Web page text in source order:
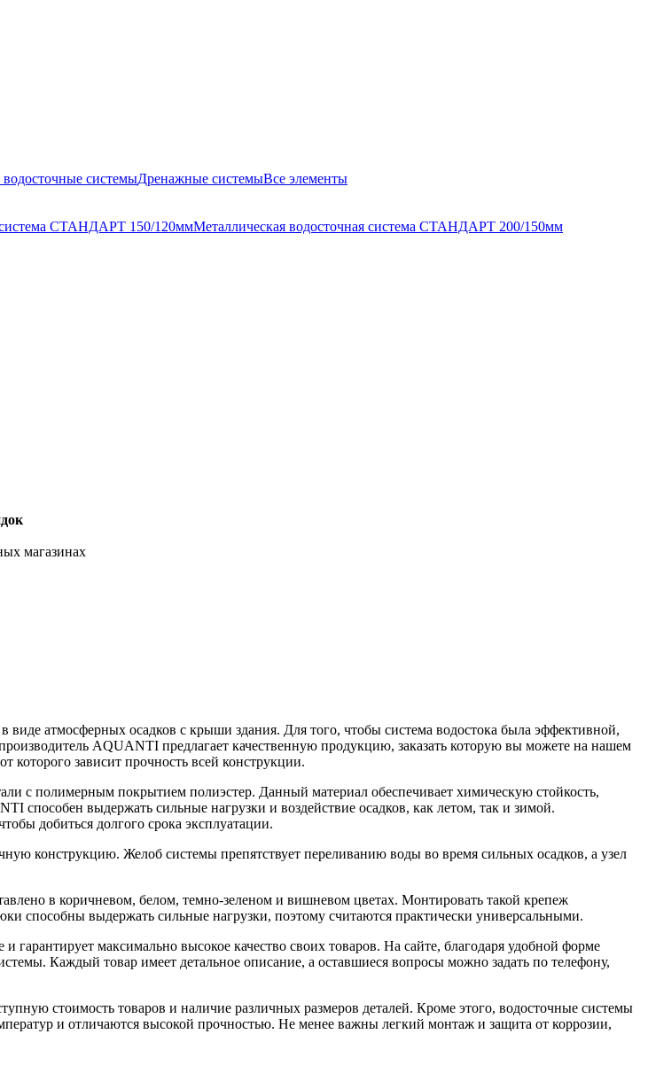
системыДренажные системыВсе элементы
система СТАНДАРТ 150/120ммМеталлическая водосточная система СТАНДАРТ 200/150мм
магазинах
атмосферных осадков с крыши здания. Для того, чтобы система водостока была эффективной,
AQUANTI предлагает качественную продукцию, заказать которую вы можете на нашем
которого зависит прочность всей конструкции.
с полимерным покрытием полиэстер. Данный материал обеспечивает химическую стойкость,
выдержать сильные нагрузки и воздействие осадков, как летом, так и зимой.
добиться долгого срока эксплуатации.
конструкцию. Желоб системы препятствует переливанию воды во время сильных осадков, а узел
в коричневом, белом, темно-зеленом и вишневом цветах. Монтировать такой крепеж
способны выдержать сильные нагрузки, поэтому считаются практически универсальными.
максимально высокое качество своих товаров. На сайте, благодаря удобной форме
Каждый товар имеет детальное описание, а оставшиеся вопросы можно задать по телефону,
стоимость товаров и наличие различных размеров деталей. Кроме этого, водосточные системы
и отличаются высокой прочностью. Не менее важны легкий монтаж и защита от коррозии,